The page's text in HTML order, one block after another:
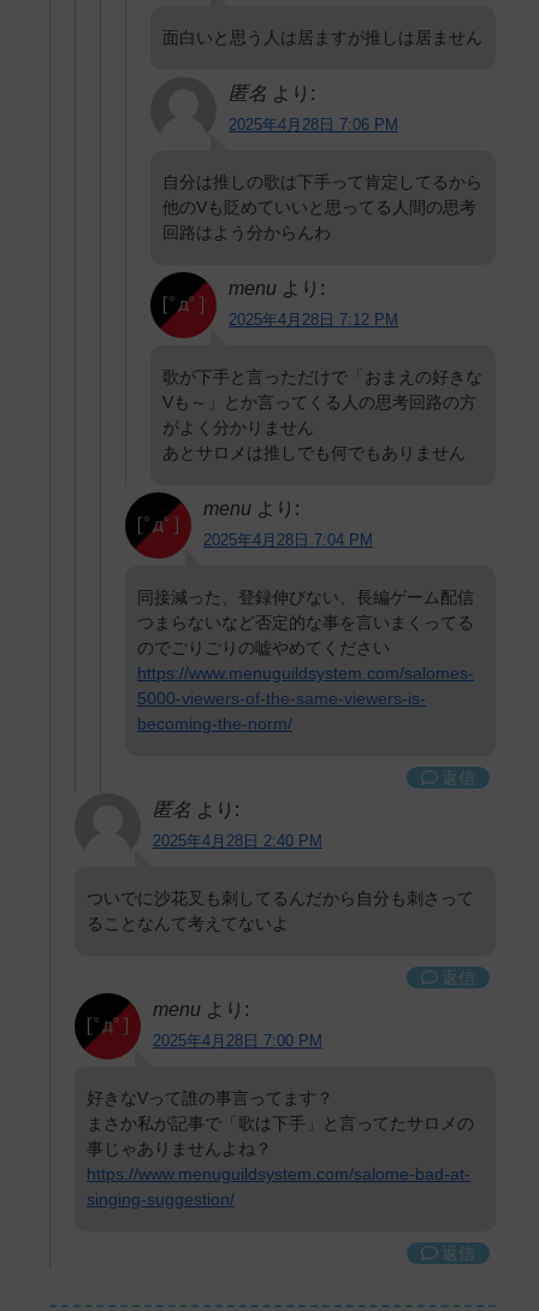
面白いと思う人は居ますが推しは居ません
匿名 より:
2025年4月28日 7:06 PM
自分は推しの歌は下手って肯定してるから
他のVも貶めていいと思ってる人間の思考
回路はよう分からんわ
menu より:
2025年4月28日 7:12 PM
歌が下手と言っただけで「おまえの好きな
Vも～」とか言ってくる人の思考回路の方
がよく分かりません
あとサロメは推しでも何でもありません
menu より:
2025年4月28日 7:04 PM
同接減った、登録伸びない、長編ゲーム配信
つまらないなど否定的な事を言いまくってる
のでごりごりの嘘やめてください
https://www.menuguildsystem.com/salomes-
5000-viewers-of-the-same-viewers-is-
becoming-the-norm/
返信
匿名 より:
2025年4月28日 2:40 PM
ついでに沙花叉も刺してるんだから自分も刺さって
ることなんて考えてないよ
返信
menu より:
2025年4月28日 7:00 PM
好きなVって誰の事言ってます？
まさか私が記事で「歌は下手」と言ってたサロメの
事じゃありませんよね？
https://www.menuguildsystem.com/salome-bad-at-
singing-suggestion/
返信